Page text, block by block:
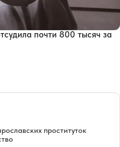
почти 800 тысяч за
проституток